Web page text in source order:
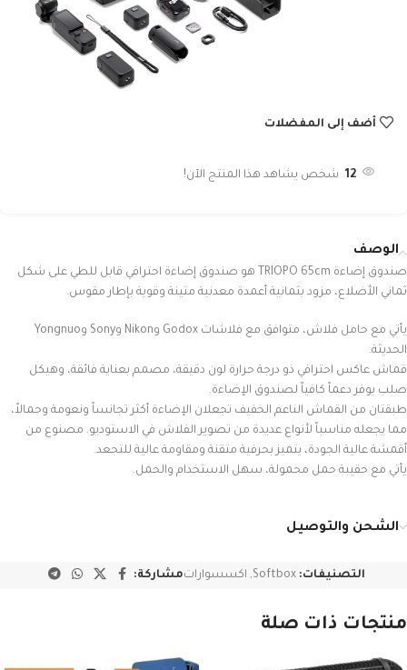
أضف إلى المفضلات
12 شخص يشاهد هذا المنتج الآن!
الوصف
صندوق إضاءة TRIOPO 65cm هو صندوق إضاءة احترافي قابل للطي على شكل
ثماني الأضلاع، مزود بثمانية أعمدة معدنية متينة وقوية بإطار مقوس.
يأتي مع حامل فلاش، متوافق مع فلاشات Godox وNikon وSony وYongnuo
الحديثة.
قماش عاكس احترافي ذو درجة حرارة لون دقيقة، مصمم بعناية فائقة، وهيكل
صلب يوفر دعماً كافياً لصندوق الإضاءة.
طبقتان من القماش الناعم الخفيف تجعلان الإضاءة أكثر تجانساً ونعومة وجمالاً،
مما يجعله مناسباً لأنواع عديدة من تصوير الفلاش في الاستوديو. مصنوع من
أقمشة عالية الجودة، يتميز بحرفية متقنة ومقاومة عالية للتجعد.
يأتي مع حقيبة حمل محمولة، سهل الاستخدام والحمل.
الشحن والتوصيل
التصنيفات: Softbox
, اكسسواراتمشاركة:
منتجات ذات صلة